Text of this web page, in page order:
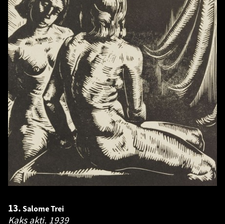
13. Salome Trei
Kaks akti. 1939